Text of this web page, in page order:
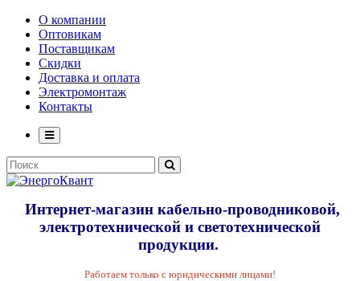
О компании
Оптовикам
Поставщикам
Скидки
Доставка и оплата
Электромонтаж
Контакты
Интернет-магазин кабельно-проводниковой,
электротехнической и светотехнической
продукции.
Работаем только с юридическими лицами!